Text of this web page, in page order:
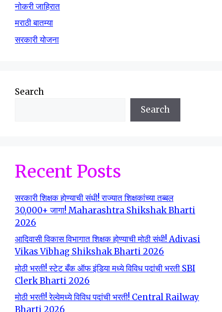
नोकरी जाहिरात
मराठी बातम्या
सरकारी योजना
Search
Search
Recent Posts
सरकारी शिक्षक होण्याची संधी! राज्यात शिक्षकांच्या तब्बल
30,000+ जागा! Maharashtra Shikshak Bharti
2026
आदिवासी विकास विभागात शिक्षक होण्याची मोठी संधी! Adivasi
Vikas Vibhag Shikshak Bharti 2026
मोठी भरती! स्टेट बँक ऑफ इंडिया मध्ये विविध पदांची भरती SBI
Clerk Bharti 2026
मोठी भरती! रेल्वेमध्ये विविध पदांची भरती! Central Railway
Bharti 2026